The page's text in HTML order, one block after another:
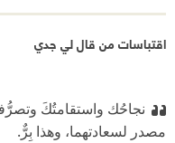
اقتباسات من ‎⁨قال لي جدي⁩
نجاحُك واستقامتُكَ
مصدر لسعادتهما، وهذا بِرٌّ.